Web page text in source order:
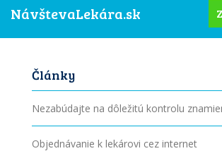
NávštevaLekára.sk
Články
Nezabúdajte na dôležitú kontrolu
Objednávanie k lekárovi cez internet